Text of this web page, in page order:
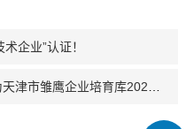
企业”认证！
业培育库2022年第三批拟入库企业！